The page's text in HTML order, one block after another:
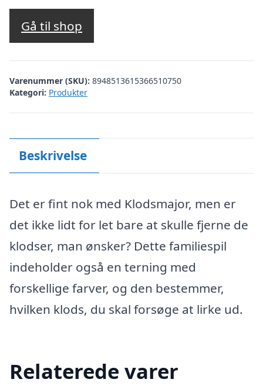
Gå til shop
Varenummer (SKU): 8948513615366510750
Kategori: Produkter
Beskrivelse
Det er fint nok med Klodsmajor, men er
det ikke lidt for let bare at skulle fjerne de
klodser, man ønsker? Dette familiespil
indeholder også en terning med
forskellige farver, og den bestemmer,
hvilken klods, du skal forsøge at lirke ud.
Relaterede varer